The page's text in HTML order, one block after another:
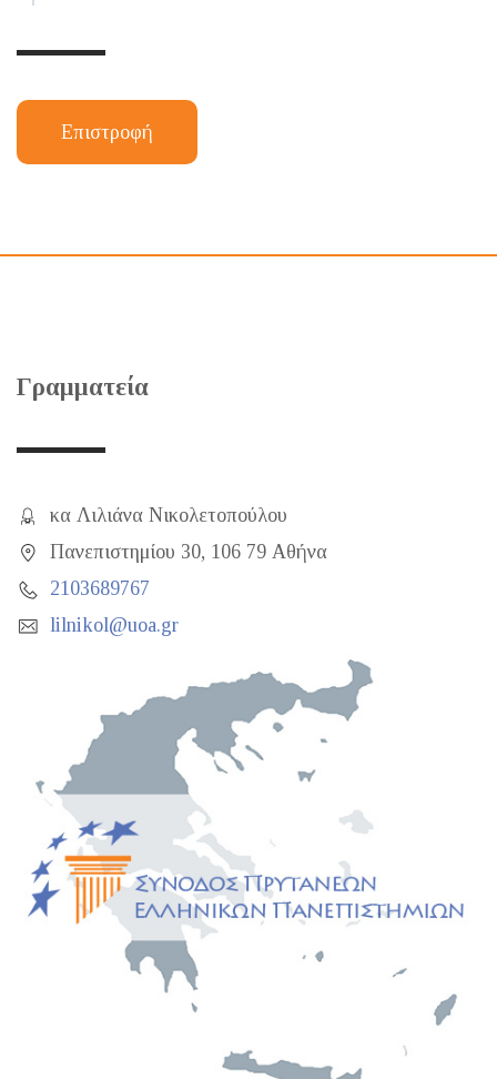
Επιστροφή
Γραμματεία
κα Λιλιάνα Νικολετοπούλου
Πανεπιστημίου 30, 106 79 Αθήνα
2103689767
lilnikol@uoa.gr